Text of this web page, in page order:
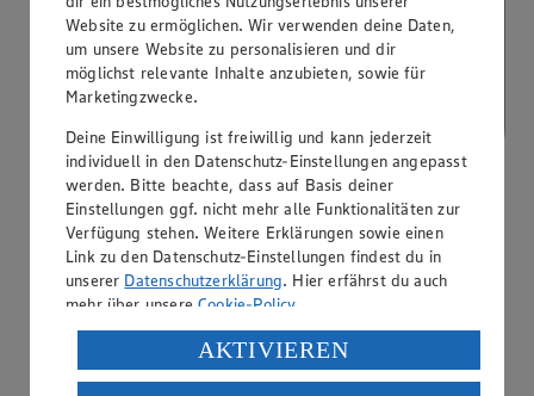
PAYBACK
Website zu ermöglichen. Wir verwenden deine Daten,
um unsere Website zu personalisieren und dir
möglichst relevante Inhalte anzubieten, sowie für
Marketingzwecke.
Deine Einwilligung ist freiwillig und kann jederzeit
individuell in den Datenschutz-Einstellungen angepasst
werden. Bitte beachte, dass auf Basis deiner
Einstellungen ggf. nicht mehr alle Funktionalitäten zur
Verfügung stehen. Weitere Erklärungen sowie einen
Link zu den Datenschutz-Einstellungen findest du in
unserer Datenschutzerklärung. Hier erfährst du auch
mehr über unsereCookie-Policy.
Verarbeitung deiner personenbezogenen Daten in den
USA durch Facebook und YouTube:
AKTIVIEREN